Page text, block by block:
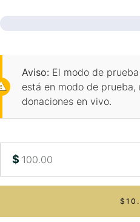
Aviso: El modo de
está en modo de prueba,
donaciones en vivo.
$